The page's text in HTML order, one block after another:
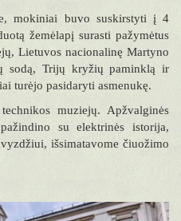
mokiniai buvo suskirstyti į 4
žemėlapį surasti pažymėtus
Lietuvos nacionalinę Martyno
sodą, Trijų kryžių paminklą ir
turėjo pasidaryti asmenukę.
muziejų. Apžvalginės
su elektrinės istorija,
išsimatavome čiuožimo